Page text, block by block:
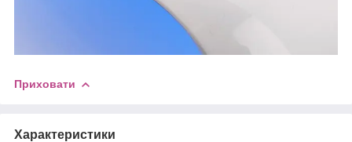
Приховати
Характеристики